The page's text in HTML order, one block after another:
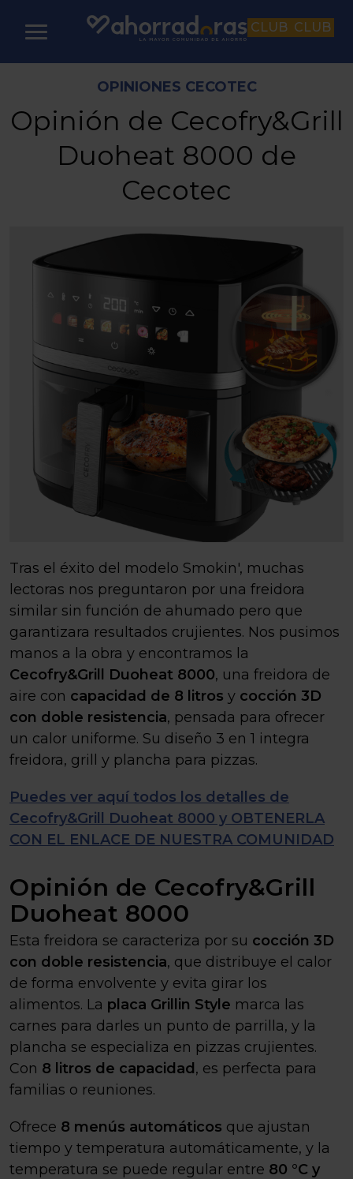
CLUB CLUB
OPINIONES CECOTEC
Opinión de Cecofry&Grill
Duoheat 8000 de
Cecotec
Tras el éxito del modelo Smokin', muchas
lectoras nos preguntaron por una freidora
similar sin función de ahumado pero que
garantizara resultados crujientes. Nos pusimos
manos a la obra y encontramos la
Cecofry&Grill Duoheat 8000, una freidora de
aire con capacidad de 8 litros y cocción 3D
con doble resistencia, pensada para ofrecer
un calor uniforme. Su diseño 3 en 1 integra
freidora, grill y plancha para pizzas.
Puedes ver aquí todos los detalles de
Cecofry&Grill Duoheat 8000 y OBTENERLA
CON EL ENLACE DE NUESTRA COMUNIDAD
Opinión de Cecofry&Grill
Duoheat 8000
Esta freidora se caracteriza por su cocción 3D
con doble resistencia, que distribuye el calor
de forma envolvente y evita girar los
alimentos. La placa Grillin Style marca las
carnes para darles un punto de parrilla, y la
plancha se especializa en pizzas crujientes.
Con 8 litros de capacidad , es perfecta para
familias o reuniones.
Ofrece 8 menús automáticos que ajustan
tiempo y temperatura automáticamente, y la
temperatura se puede regular entre 80 °C y